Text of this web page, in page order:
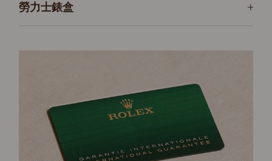
勞力士錶盒